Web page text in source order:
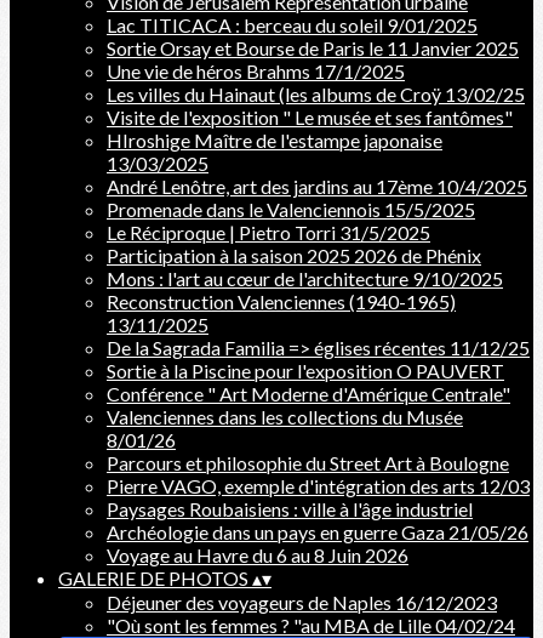
Lac TITICACA : berceau du soleil 9/01/2025
Sortie Orsay et Bourse de Paris le 11 Janvier 2025
Une vie de héros Brahms 17/1/2025
Les villes du Hainaut (les albums de Croÿ 13/02/25
Visite de l'exposition " Le musée et ses fantômes"
HIroshige Maître de l'estampe japonaise
13/03/2025
André Lenôtre, art des jardins au 17ème 10/4/2025
Promenade dans le Valenciennois 15/5/2025
Le Réciproque | Pietro Torri 31/5/2025
Participation à la saison 2025 2026 de Phénix
Mons : l'art au cœur de l'architecture 9/10/2025
Reconstruction Valenciennes (1940-1965)
13/11/2025
De la Sagrada Familia => églises récentes 11/12/25
Sortie à la Piscine pour l'exposition O PAUVERT
Conférence " Art Moderne d'Amérique Centrale"
Valenciennes dans les collections du Musée
8/01/26
Parcours et philosophie du Street Art à Boulogne
Pierre VAGO, exemple d'intégration des arts 12/03
Paysages Roubaisiens : ville à l'âge industriel
Archéologie dans un pays en guerre Gaza 21/05/26
Voyage au Havre du 6 au 8 Juin 2026
GALERIE DE PHOTOS ▴▾
Déjeuner des voyageurs de Naples 16/12/2023
"Où sont les femmes ? "au MBA de Lille 04/02/24